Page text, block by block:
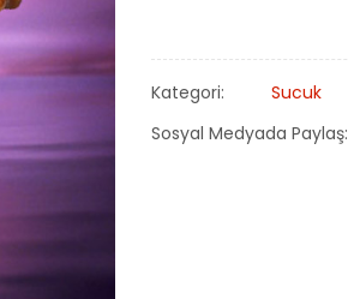
Kategori:
Sucuk
Sosyal Medyada Paylaş: